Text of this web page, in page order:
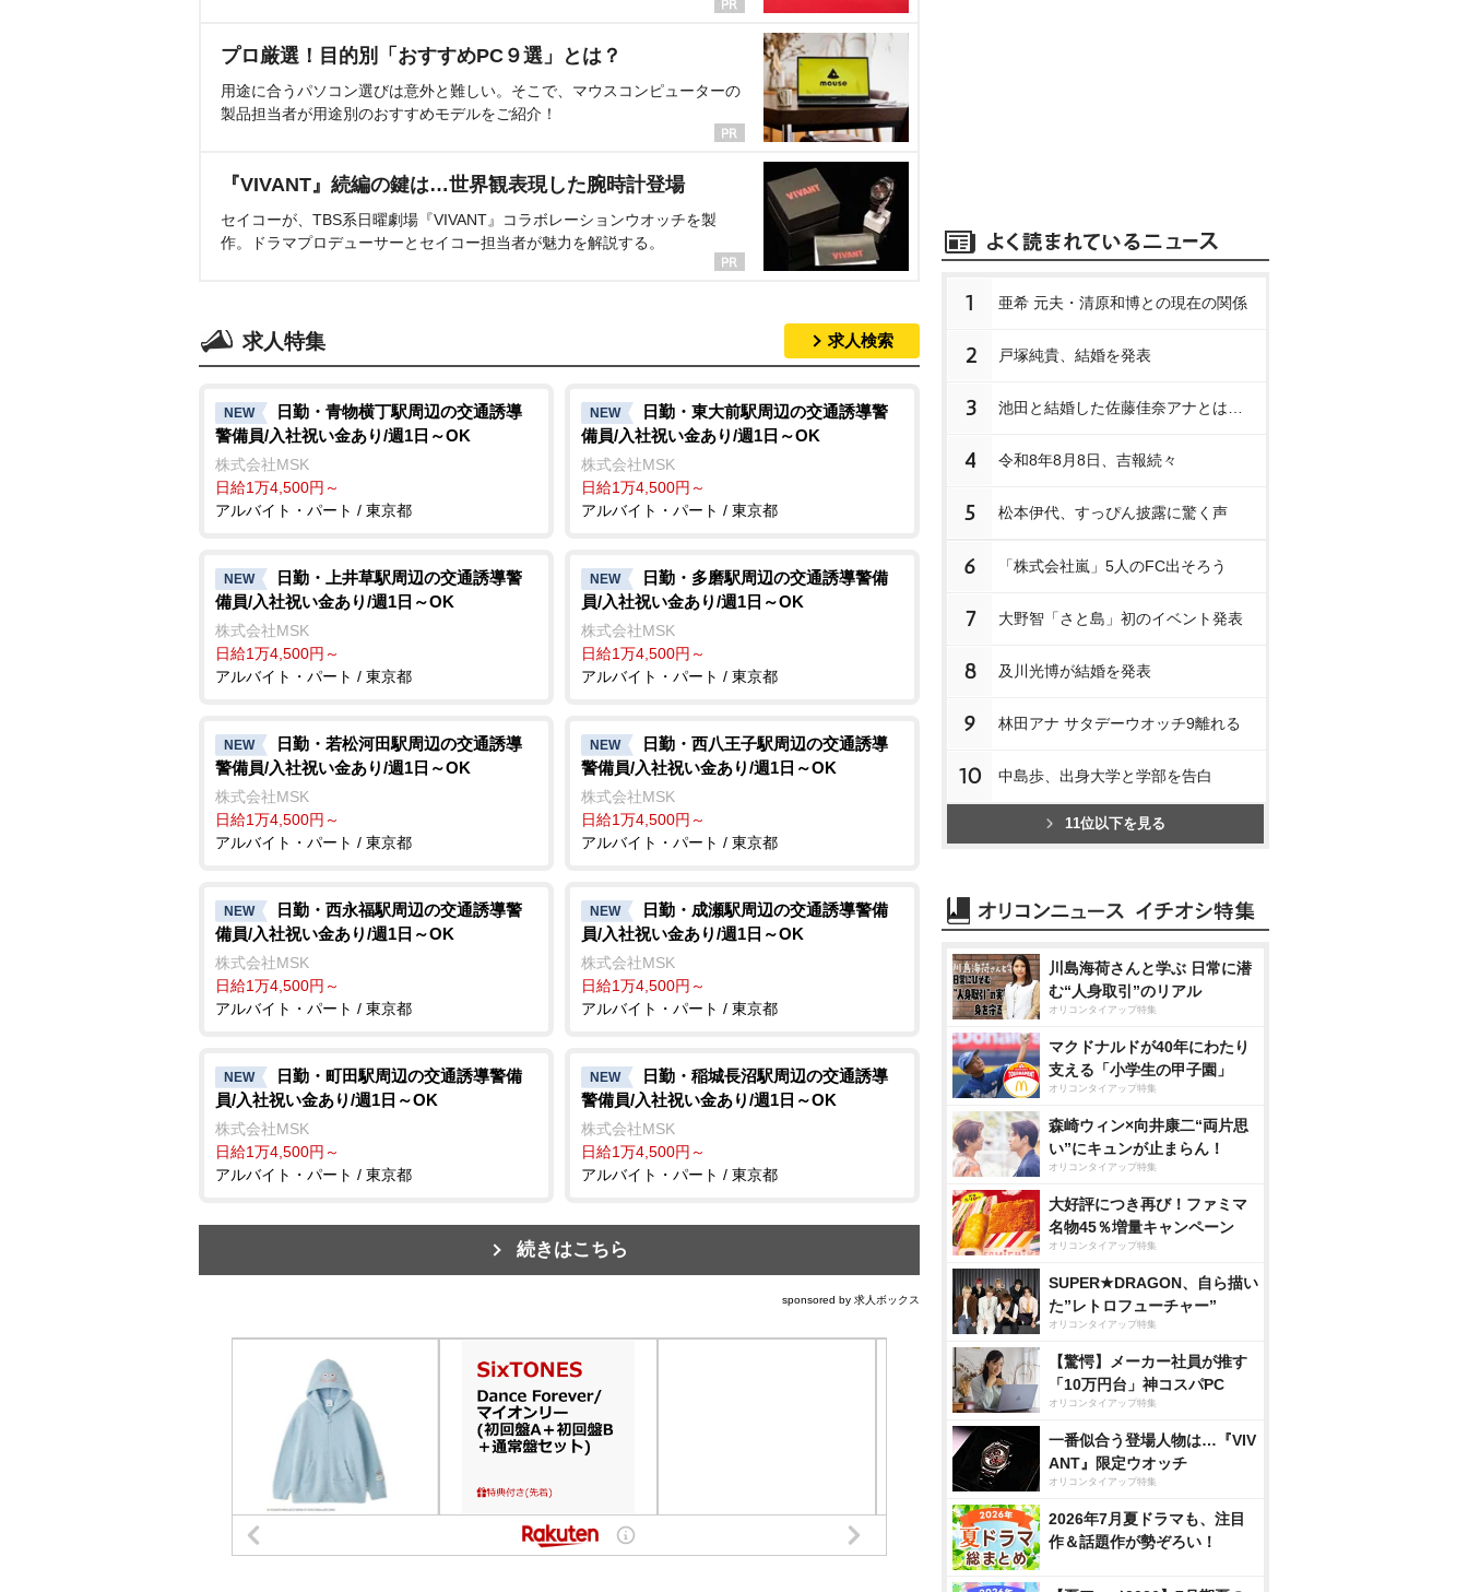
プロ厳選！目的別「おすすめPC９選」とは？
用途に合うパソコン選びは意外と難しい。そこで、マウスコンピューターの
製品担当者が用途別のおすすめモデルをご紹介！
『VIVANT』続編の鍵は…世界観表現した腕時計登場
セイコーが、TBS系日曜劇場『VIVANT』コラボレーションウオッチを製
作。ドラマプロデューサーとセイコー担当者が魅力を解説する。
求人特集 求人検索
NEW
日勤・青物横丁駅周辺の交通誘導
警備員/入社祝い金あり/週1日～OK
株式会社MSK
日給1万4,500円～
アルバイト・パート / 東京都
NEW
日勤・東大前駅周辺の交通誘導警
備員/入社祝い金あり/週1日～OK
株式会社MSK
日給1万4,500円～
アルバイト・パート / 東京都
NEW
日勤・上井草駅周辺の交通誘導警
備員/入社祝い金あり/週1日～OK
株式会社MSK
日給1万4,500円～
アルバイト・パート / 東京都
NEW
日勤・多磨駅周辺の交通誘導警備
員/入社祝い金あり/週1日～OK
株式会社MSK
日給1万4,500円～
アルバイト・パート / 東京都
NEW
日勤・若松河田駅周辺の交通誘導
警備員/入社祝い金あり/週1日～OK
株式会社MSK
日給1万4,500円～
アルバイト・パート / 東京都
NEW
日勤・西八王子駅周辺の交通誘導
警備員/入社祝い金あり/週1日～OK
株式会社MSK
日給1万4,500円～
アルバイト・パート / 東京都
NEW
日勤・西永福駅周辺の交通誘導警
備員/入社祝い金あり/週1日～OK
株式会社MSK
日給1万4,500円～
アルバイト・パート / 東京都
NEW
日勤・成瀬駅周辺の交通誘導警備
員/入社祝い金あり/週1日～OK
株式会社MSK
日給1万4,500円～
アルバイト・パート / 東京都
NEW
日勤・町田駅周辺の交通誘導警備
員/入社祝い金あり/週1日～OK
株式会社MSK
日給1万4,500円～
アルバイト・パート / 東京都
NEW
日勤・稲城長沼駅周辺の交通誘導
警備員/入社祝い金あり/週1日～OK
株式会社MSK
日給1万4,500円～
アルバイト・パート / 東京都
続きはこちら
sponsored by 求人ボックス
1 亜希 元夫・清原和博との現在の関係
2 戸塚純貴、結婚を発表
3 池田と結婚した佐藤佳奈アナとは…
4 令和8年8月8日、吉報続々
5 松本伊代、すっぴん披露に驚く声
6 「株式会社嵐」5人のFC出そろう
7 大野智「さと島」初のイベント発表
8 及川光博が結婚を発表
9 林田アナ サタデーウオッチ9離れる
10 中島歩、出身大学と学部を告白
11位以下を見る
川島海荷さんと学ぶ 日常に潜
む“人身取引”のリアル
オリコンタイアップ特集
マクドナルドが40年にわたり
支える「小学生の甲子園」
オリコンタイアップ特集
森崎ウィン×向井康二“両片思
い”にキュンが止まらん！
オリコンタイアップ特集
大好評につき再び！ファミマ
名物45％増量キャンペーン
オリコンタイアップ特集
SUPER★DRAGON、自ら描い
た”レトロフューチャー”
オリコンタイアップ特集
【驚愕】メーカー社員が推す
「10万円台」神コスパPC
オリコンタイアップ特集
一番似合う登場人物は…『VIV
ANT』限定ウオッチ
オリコンタイアップ特集
2026年7月夏ドラマも、注目
作＆話題作が勢ぞろい！